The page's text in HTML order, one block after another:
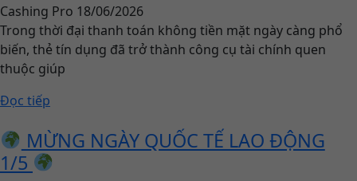
Cashing Pro 18/06/2026
Trong thời đại thanh toán không tiền mặt ngày càng phổ
biến, thẻ tín dụng đã trở thành công cụ tài chính quen
thuộc giúp
Đọc tiếp
MỪNG NGÀY QUỐC TẾ LAO ĐỘNG
1/5